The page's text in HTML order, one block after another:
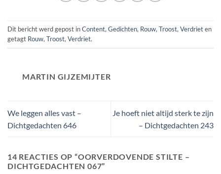
Dit bericht werd gepost inContent, Gedichten, Rouw, Troost, Verdrieten
getagt Rouw, Troost, Verdriet.
MARTIN GIJZEMIJTER
We leggen alles vast –
Dichtgedachten 646
Je hoeft niet altijd sterk te zijn
– Dichtgedachten 243
14 REACTIES OP “OORVERDOVENDE STILTE –
DICHTGEDACHTEN 067”